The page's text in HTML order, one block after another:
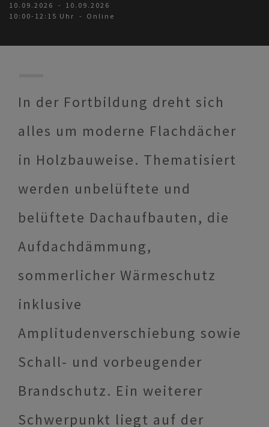
10.09.2026
10.09.2026
10:00-12:15 Uhr
Online
In der Fortbildung dreht sich
alles um moderne Flachdächer
in Holzbauweise. Thematisiert
werden unbelüftete und
belüftete Dachaufbauten, die
Aufdachdämmung,
sommerlicher Wärmeschutz
inklusive
Amplitudenverschiebung sowie
Schall- und vorbeugender
Brandschutz. Ein weiterer
Schwerpunkt liegt auf der